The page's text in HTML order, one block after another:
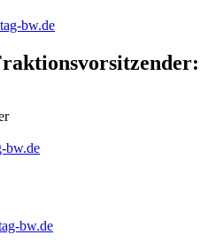
bw.de
bw.de
bw.de